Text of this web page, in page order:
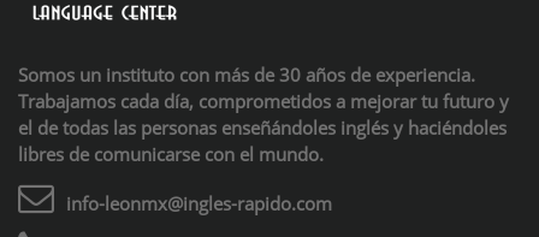
Somos un instituto con más de 30 años de experiencia.
Trabajamos cada día, comprometidos a mejorar tu futuro y
el de todas las personas enseñándoles inglés y haciéndoles
libres de comunicarse con el mundo.
info-leonmx@ingles-rapido.com